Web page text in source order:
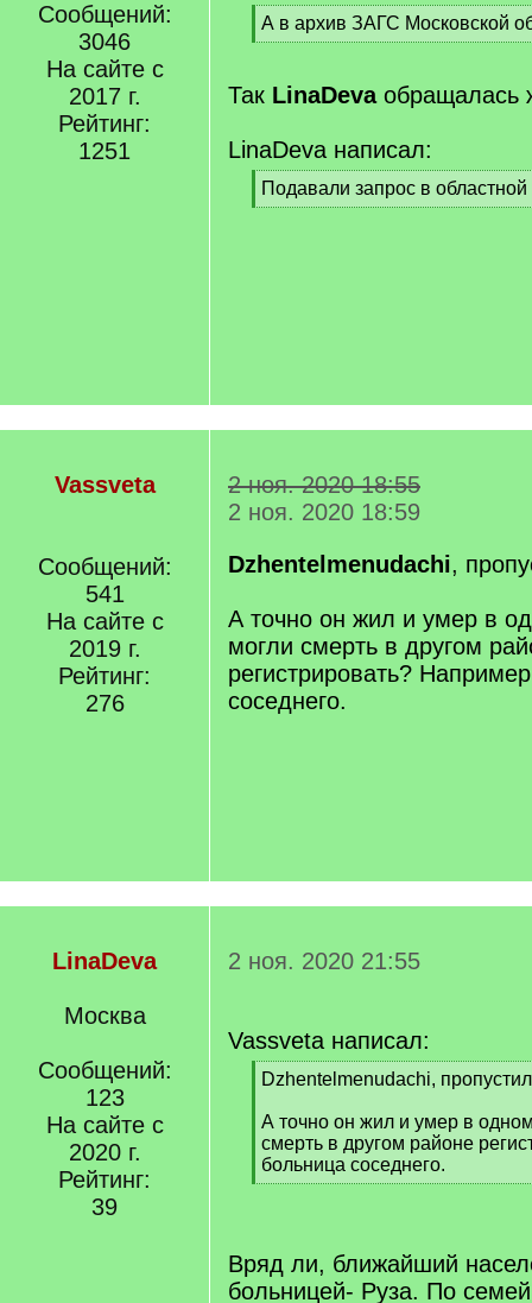
Сообщений:
3046
На сайте с
2017 г.
Рейтинг:
1251
[
q
А в архив ЗАГС Московской
[
q
]
Так LinaDevaобращалась
LinaDeva написал:
[
q
Подавали запрос в
[
Vassveta
Сообщений:
541
На сайте с
2019 г.
Рейтинг:
276
2 ноя. 2020 18:55
2 ноя. 2020 18:59
Dzhentelmenudachi,
А точно он жил и умер в
могли смерть в другом
регистрировать?
соседнего.
LinaDeva
Москва
Сообщений:
123
На сайте с
2020 г.
Рейтинг:
39
2 ноя. 2020 21:55
Vassveta написал:
[
]
Dzhentelmenudachi,
А точно он жил и умер в
смерть в другом районе
больница соседнего.
[
Вряд ли, ближайший
больницей- Руза. По